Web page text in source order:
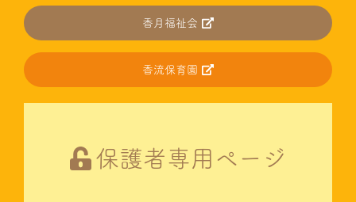
香月福祉会
香流保育園
保護者専用ページ